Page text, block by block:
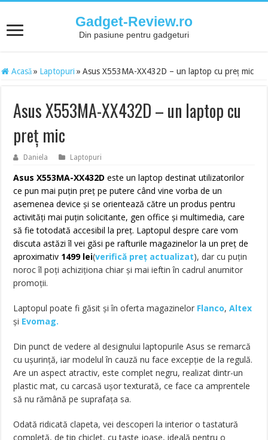
Gadget-Review.ro
Din pasiune pentru gadgeturi
Acasă » Laptopuri » Asus X553MA-XX432D – un laptop cu preț mic
Asus X553MA-XX432D – un laptop cu
preț mic
Daniela Laptopuri
Asus X553MA-XX432D este un laptop destinat utilizatorilor
ce pun mai puțin preț pe putere când vine vorba de un
asemenea device și se orientează către un produs pentru
activități mai puțin solicitante, gen office și multimedia, care
să fie totodată accesibil la preț. Laptopul despre care vom
discuta astăzi îl vei găsi pe rafturile magazinelor la un preț de
aproximativ 1499 lei(verifică preț actualizat), dar cu puțin
noroc îl poți achiziționa chiar și mai ieftin în cadrul anumitor
promoții.
Laptopul poate fi găsit și în oferta magazinelor Flanco,Altex
și Evomag.
Din punct de vedere al designului laptopurile Asus se remarcă
cu ușurință, iar modelul în cauză nu face excepție de la regulă.
Are un aspect atractiv, este complet negru, realizat dintr-un
plastic mat, cu carcasă ușor texturată, ce face ca amprentele
să nu rămână pe suprafața sa.
Odată ridicată clapeta, vei descoperi la interior o tastatură
completă, de tip chiclet, cu taste joase, ideală pentru o